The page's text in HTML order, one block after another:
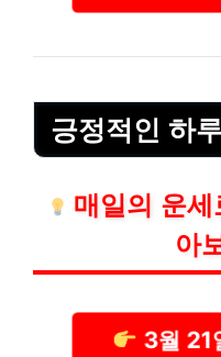
긍정적인 하
매일의 운
아
3월 21